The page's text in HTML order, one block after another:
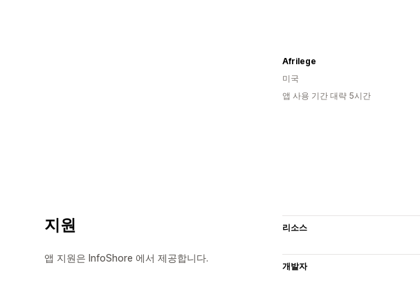
Afrilege
미국
앱 사용 기간 대략 5시간
지원
앱 지원은 InfoShore 에서 제공합니다.
리소스
개발자